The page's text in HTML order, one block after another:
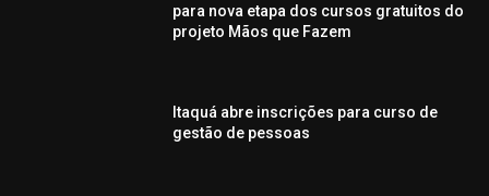
para nova etapa dos cursos gratuitos do
projeto Mãos que Fazem
Itaquá abre inscrições para curso de
gestão de pessoas